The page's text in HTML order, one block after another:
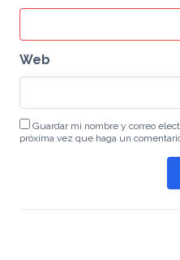
Web
Guardar mi nombre y correo
próxima vez que haga un